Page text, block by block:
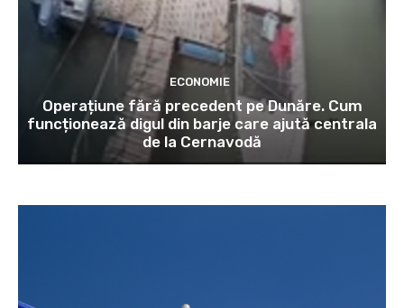
ECONOMIE
Operațiune fără precedent pe Dunăre. Cum
funcționează digul din barje care ajută centrala
de la Cernavodă